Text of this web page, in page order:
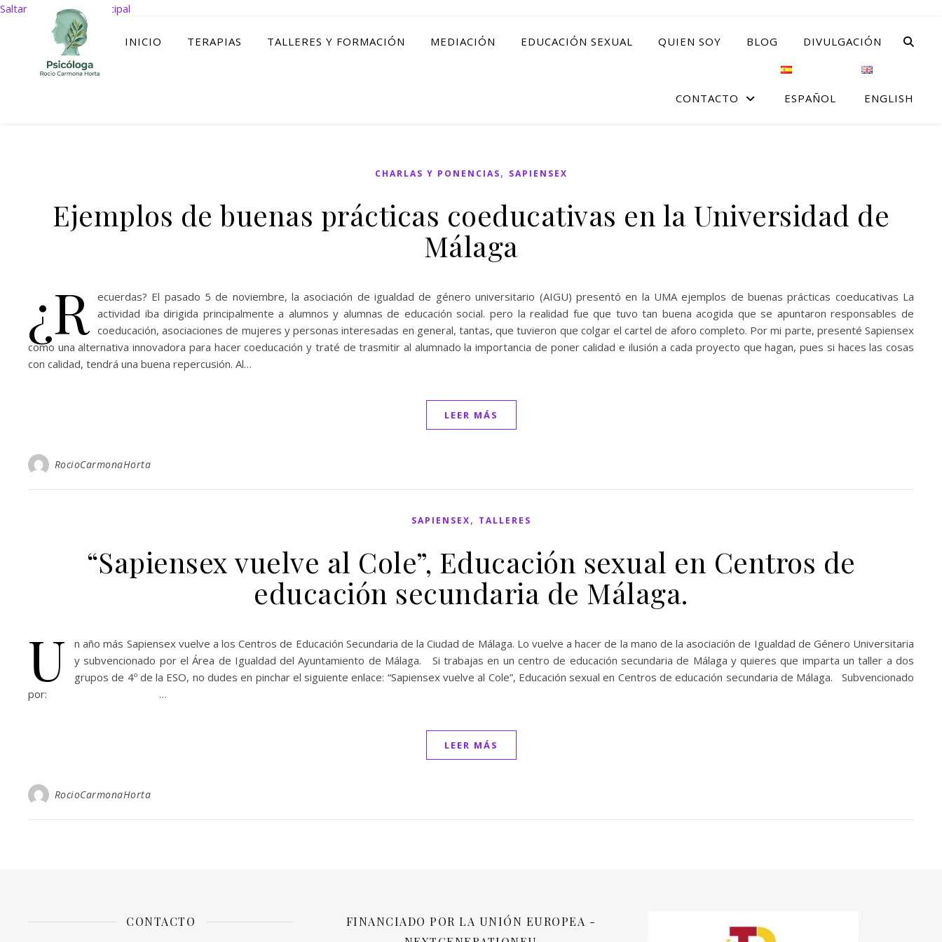
Saltar al contenido principal
INICIO TERAPIAS TALLERES Y FORMACIÓN MEDIACIÓN EDUCACIÓN SEXUAL QUIEN SOY BLOG DIVULGACIÓN
CONTACTO ESPAÑOL ENGLISH
CHARLAS Y PONENCIAS, SAPIENSEX
Ejemplos de buenas prácticas coeducativas en la Universidad de
Málaga
¿R ecuerdas? El pasado 5 de noviembre, la asociación de igualdad de género universitario (AIGU) presentó en la UMA ejemplos de buenas prácticas coeducativas La
actividad iba dirigida principalmente a alumnos y alumnas de educación social. pero la realidad fue que tuvo tan buena acogida que se apuntaron responsables de
coeducación, asociaciones de mujeres y personas interesadas en general, tantas, que tuvieron que colgar el cartel de aforo completo. Por mi parte, presenté Sapiensex
como una alternativa innovadora para hacer coeducación y traté de trasmitir al alumnado la importancia de poner calidad e ilusión a cada proyecto que hagan, pues si haces las cosas
con calidad, tendrá una buena repercusión. Al…
LEER MÁS
RocioCarmonaHorta
SAPIENSEX, TALLERES
“Sapiensex vuelve al Cole”, Educación sexual en Centros de
educación secundaria de Málaga.
U
n año más Sapiensex vuelve a los Centros de Educación Secundaria de la Ciudad de Málaga. Lo vuelve a hacer de la mano de la asociación de Igualdad de Género Universitaria
y subvencionado por el Área de Igualdad del Ayuntamiento de Málaga. Si trabajas en un centro de educación secundaria de Málaga y quieres que imparta un taller a dos
grupos de 4º de la ESO, no dudes en pinchar el siguiente enlace: “Sapiensex vuelve al Cole”, Educación sexual en Centros de educación secundaria de Málaga. Subvencionado
por: …
LEER MÁS
RocioCarmonaHorta
CONTACTO
FINANCIADO POR LA UNIÓN EUROPEA -